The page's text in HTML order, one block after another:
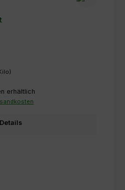
erhältlich
Details